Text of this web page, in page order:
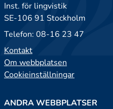
Inst. för lingvistik
SE-106 91 Stockholm
Telefon: 08-16 23 47
Kontakt
Om webbplatsen
Cookieinställningar
ANDRA WEBBPLATSER